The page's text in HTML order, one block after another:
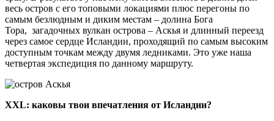
весь остров с его топовыми локациями плюс перегоны по
самым безлюдным и диким местам – долина Бога
Тора, загадочных вулкан острова – Аскья и длинный переезд
через самое сердце Исландии, проходящий по самым высоким
доступным точкам между двумя ледниками. Это уже наша
четвертая экспедиция по данному маршруту.
XXL: каковы твои впечатления от Исландии?